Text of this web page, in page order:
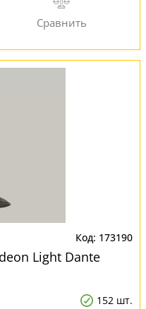
173190
Light Dante
152 шт.